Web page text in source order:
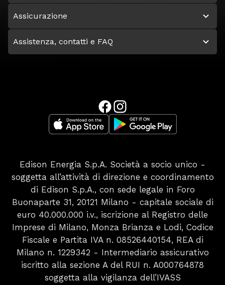
Assicurazione
Assistenza, contatti e FAQ
Edison Energia S.p.A. Società a socio unico -
soggetta all’attività di direzione e coordinamento
di Edison S.p.A., con sede legale in Foro
Buonaparte 31, 20121 Milano - capitale sociale di
euro 40.000.000 i.v., iscrizione al Registro delle
Imprese di Milano, Monza Brianza e Lodi, Codice
Fiscale e Partita IVA n. 08526440154, REA di
Milano n. 1229342 - Intermediario assicurativo
iscritto alla sezione A del RUI n. A000764878
soggetta alla vigilanza dell’IVASS